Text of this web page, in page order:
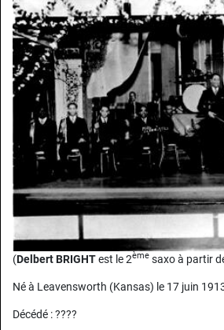
(Delbert BRIGHTest le 2ème saxo à partir
Né à Leavensworth (Kansas) le 17 juin
Décédé : ????